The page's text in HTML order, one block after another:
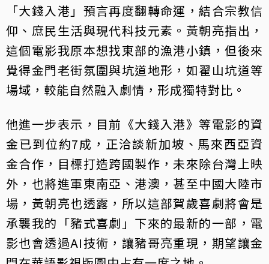
「大錢入港」預言再度翻轉命運，結合宗教信
仰、庶民生活與現代科技元素。黃朝亮指出，
這個電影我原本想找東部的漁港小鎮，但後來
覺得金門老街氛圍與坑道地形，如翟山坑道等
場域，較能自然融入劇情，形成獨特對比。
他進一步表示，目前《大錢入港》等電影的資
金已到位約7成，正洽談新加坡、馬來西亞資
金合作，目標打造跨國製作，未來除台灣上映
外，也將進軍東南亞、港澳，甚至中國大陸市
場，黃朝亮也透露，所以這部賀歲喜劇將會是
承襲我的「豬式喜劇」下來的最新的一部，電
影也會透過AI技術，讓豬哥亮重現，期望讓金